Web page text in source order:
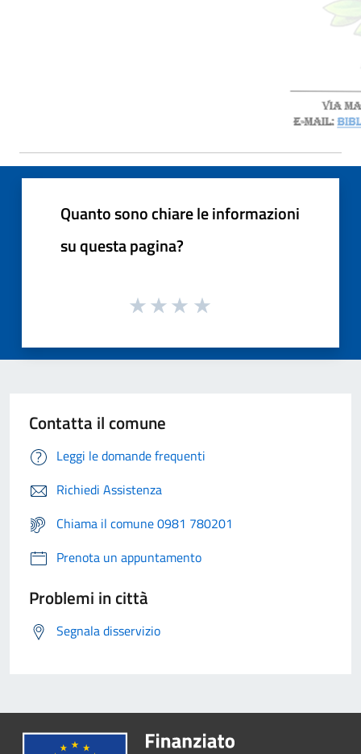
Quanto sono chiare le informazioni
su questa pagina?
Contatta il comune
Leggi le domande frequenti
Richiedi Assistenza
Chiama il comune 0981 780201
Prenota un appuntamento
Problemi in città
Segnala disservizio